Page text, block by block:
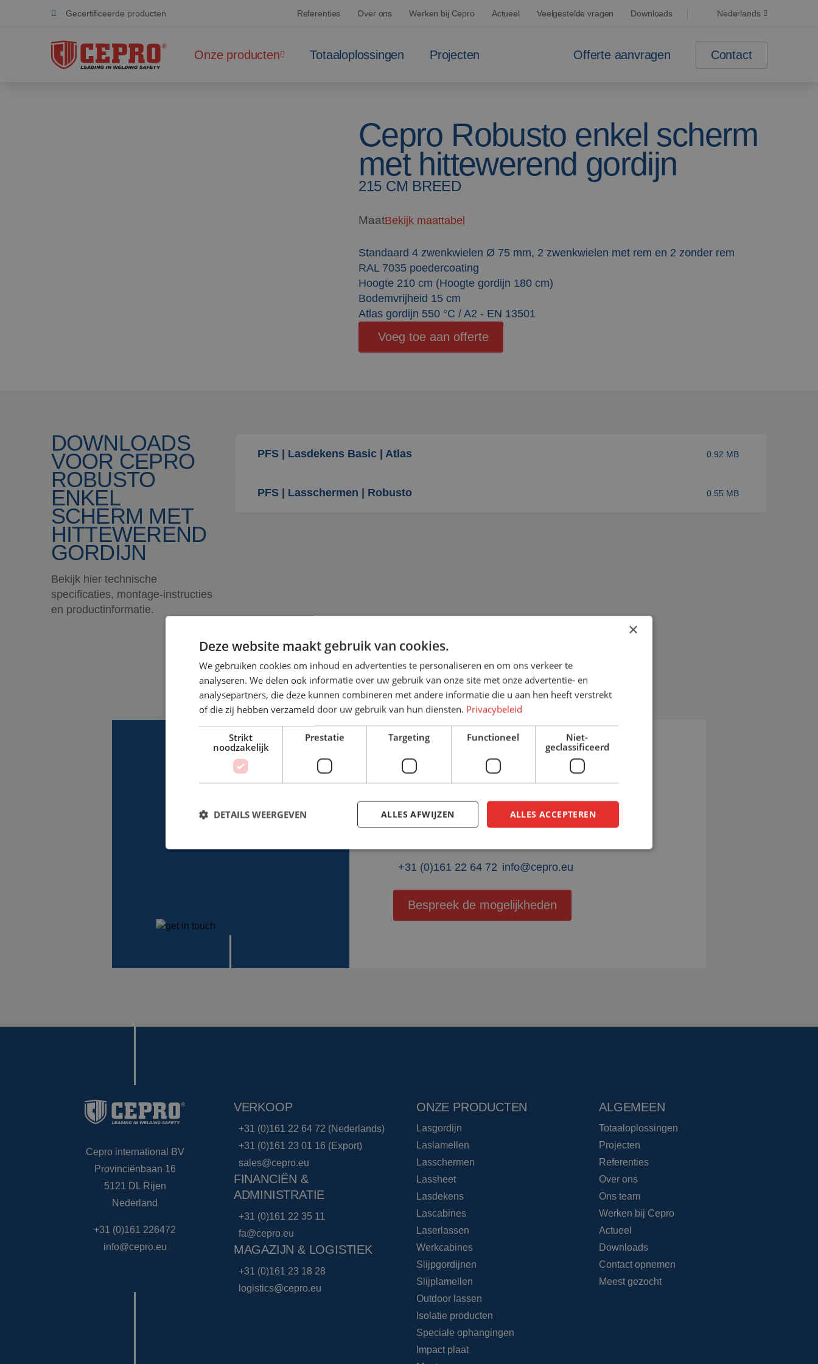
Gecertificeerde producten
Duurzame samenwerking
Totaal leverancier veilige laswerkplaats
Referenties Over ons Werken bij Cepro Actueel Veelgestelde vragen Downloads Nederlands
Onze producten Totaaloplossingen Projecten Offerte aanvragen Contact
Cepro Robusto enkel scherm
met hittewerend gordijn
215 CM BREED
MaatBekijk maattabel
Standaard 4 zwenkwielen Ø 75 mm, 2 zwenkwielen met rem en 2 zonder rem
RAL 7035 poedercoating
Hoogte 210 cm (Hoogte gordijn 180 cm)
Bodemvrijheid 15 cm
Atlas gordijn 550 °C / A2 - EN 13501
Voeg toe aan offerte
DOWNLOADS
VOOR CEPRO
ROBUSTO
ENKEL
SCHERM MET
HITTEWEREND
GORDIJN
Bekijk hier technische
specificaties, montage-instructies
en productinformatie.
PFS | Lasdekens Basic | Atlas 0.92 MB
PFS | Lasschermen | Robusto 0.55 MB
MEER WETEN?
We helpen je graag verder! We bespreken de
mogelijkheden en kunnen je onze showroom laten
+31 (0)161 22 64 72 info@cepro.eu
Bespreek de mogelijkheden
Cepro international BV
Provinciënbaan 16
5121 DL Rijen
Nederland
+31 (0)161 226472
info@cepro.eu
VERKOOP
+31 (0)161 22 64 72 (Nederlands)
+31 (0)161 23 01 16 (Export)
sales@cepro.eu
FINANCIËN &
ADMINISTRATIE
+31 (0)161 22 35 11
fa@cepro.eu
MAGAZIJN & LOGISTIEK
+31 (0)161 23 18 28
logistics@cepro.eu
ONZE PRODUCTEN
Lasgordijn
Laslamellen
Lasschermen
Lassheet
Lasdekens
Lascabines
Laserlassen
Werkcabines
Slijpgordijnen
Slijplamellen
Outdoor lassen
Isolatie producten
Speciale ophangingen
Impact plaat
ALGEMEEN
Totaaloplossingen
Projecten
Referenties
Over ons
Ons team
Werken bij Cepro
Actueel
Downloads
Contact opnemen
Meest gezocht
×
Deze website maakt gebruik van cookies.
We gebruiken cookies om inhoud en advertenties te personaliseren en om ons verkeer te
analyseren. We delen ook informatie over uw gebruik van onze site met onze advertentie- en
analysepartners, die deze kunnen combineren met andere informatie die u aan hen heeft verstrekt
of die zij hebben verzameld door uw gebruik van hun diensten. Privacybeleid
Strikt
noodzakelijk
Prestatie Targeting Functioneel
Niet-
geclassificeerd
ALLES ACCEPTEREN
ALLES AFWIJZEN
DETAILS WEERGEVEN